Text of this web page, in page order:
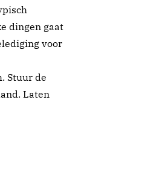
dingen gaat
voor
Stuur de
Laten